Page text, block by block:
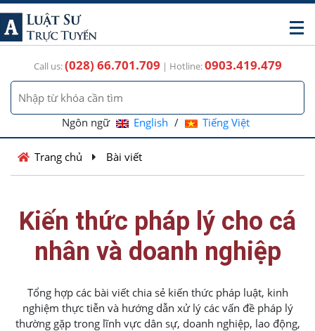
Call us:(028) 66.701.709 | Hotline:0903.419.479
Ngôn ngữ English / Tiếng Việt
Trang chủ Bài viết
Kiến thức pháp lý cho cá
nhân và doanh nghiệp
Tổng hợp các bài viết chia sẻ kiến thức pháp luật, kinh
nghiệm thực tiễn và hướng dẫn xử lý các vấn đề pháp lý
thường gặp trong lĩnh vực dân sự, doanh nghiệp, lao động,